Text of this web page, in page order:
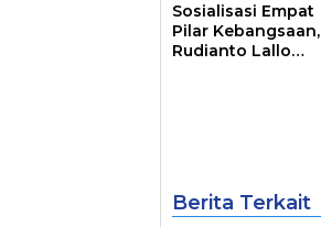
Sosialisasi Empat
Pilar Kebangsaan,
Rudianto Lallo
Berita Terkait